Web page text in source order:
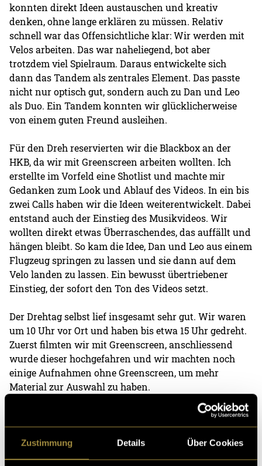
Zustimmung Details Über Cookies
konnten direkt Ideen austauschen und kreativ
denken, ohne lange erklären zu müssen. Relativ
schnell war das Offensichtliche klar: Wir werden mit
Velos arbeiten. Das war naheliegend, bot aber
trotzdem viel Spielraum. Daraus entwickelte sich
dann das Tandem als zentrales Element. Das passte
nicht nur optisch gut, sondern auch zu Dan und Leo
als Duo. Ein Tandem konnten wir glücklicherweise
von einem guten Freund ausleihen.
Für den Dreh reservierten wir die Blackbox an der
HKB, da wir mit Greenscreen arbeiten wollten. Ich
erstellte im Vorfeld eine Shotlist und machte mir
Gedanken zum Look und Ablauf des Videos. In ein bis
zwei Calls haben wir die Ideen weiterentwickelt. Dabei
entstand auch der Einstieg des Musikvideos. Wir
wollten direkt etwas Überraschendes, das auffällt und
hängen bleibt. So kam die Idee, Dan und Leo aus einem
Flugzeug springen zu lassen und sie dann auf dem
Velo landen zu lassen. Ein bewusst übertriebener
Einstieg, der sofort den Ton des Videos setzt.
Der Drehtag selbst lief insgesamt sehr gut. Wir waren
um 10 Uhr vor Ort und haben bis etwa 15 Uhr gedreht.
Zuerst filmten wir mit Greenscreen, anschliessend
wurde dieser hochgefahren und wir machten noch
einige Aufnahmen ohne Greenscreen, um mehr
Material zur Auswahl zu haben.
Nach dem Dreh ging es an den Schnitt. Ich hatte rund
drei Wochen Zeit dafür und konnte relativ schnell
eine erste Version des Videos umsetzen. Am
aufwendigsten war klar der Einstieg. Dafür habe ich